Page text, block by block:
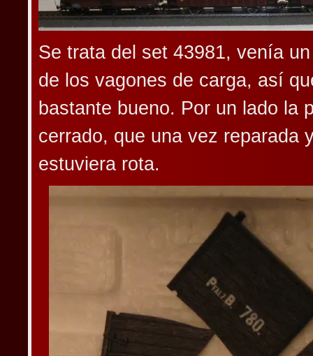
Se trata del set 43981, venía
de los vagones de carga, así
bastante bueno. Por un lado la
cerrado, que una vez reparada
estuviera rota.